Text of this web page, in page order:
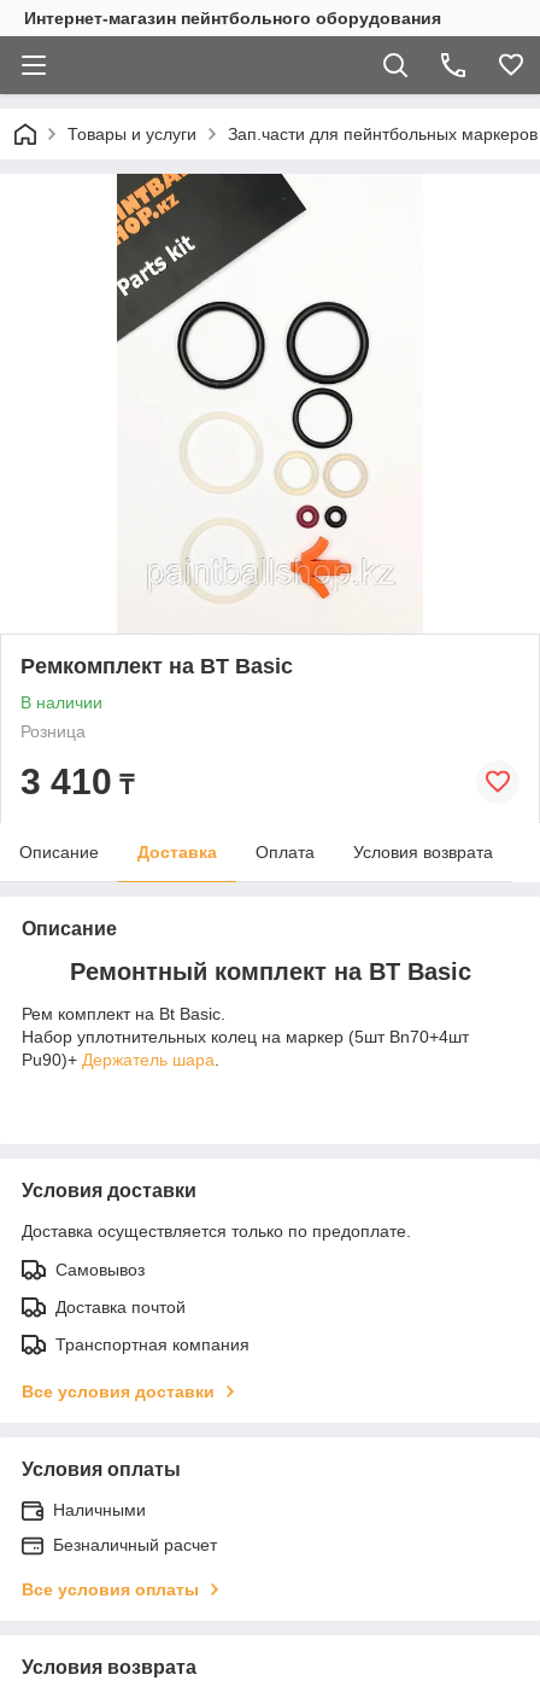
Интернет-магазин пейнтбольного оборудования
Товары и услуги Зап.части для пейнтбольных маркеров
Ремкомплект на BТ Basic
В наличии
Розница
3 410 ₸
Описание Доставка Оплата Условия возврата
Описание
Ремонтный комплект на BТ Basic
Рем комплект на Bt Basic.
Набор уплотнительных колец на маркер (5шт Bn70+4шт
Pu90)+ Держатель шара.
Условия доставки
Доставка осуществляется только по предоплате.
Самовывоз
Доставка почтой
Транспортная компания
Все условия доставки
Условия оплаты
Наличными
Безналичный расчет
Все условия оплаты
Условия возврата